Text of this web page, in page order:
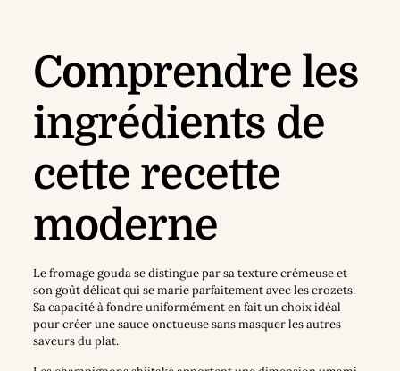
Comprendre les
ingrédients de
cette recette
moderne
Le fromage gouda se distingue par sa texture crémeuse et
son goût délicat qui se marie parfaitement avec les crozets.
Sa capacité à fondre uniformément en fait un choix idéal
pour créer une sauce onctueuse sans masquer les autres
saveurs du plat.